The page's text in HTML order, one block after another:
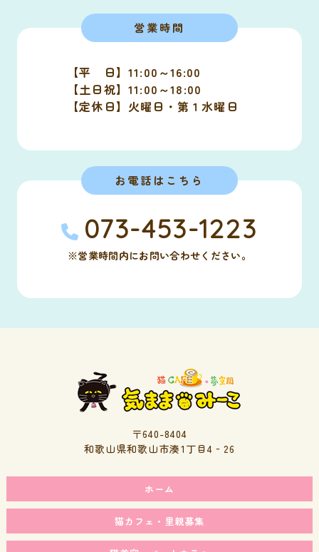
営業時間
【平 日】11:00～16:00
【土日祝】11:00～18:00
【定休日】火曜日・第１水曜日
お電話はこちら
073-453-1223
※営業時間内にお問い合わせください。
〒640-8404
和歌山県和歌山市湊1丁目4‐26
ホーム
猫カフェ・里親募集